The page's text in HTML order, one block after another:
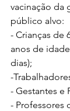
vacinação da
público alvo:
- Crianças de
anos de
dias);
-
- Gestantes e
- Professores